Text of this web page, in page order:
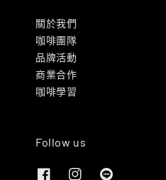
關於我們
咖啡團隊
品牌活動
商業合作
咖啡學習
Follow us